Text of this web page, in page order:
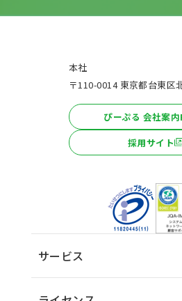
本社
〒110-0014 東京都台東区
ぴーぷる 会社案内
採用サイト
サービス